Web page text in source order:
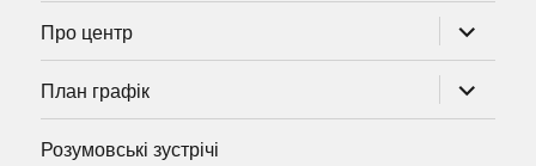
Про центр
підменю
План графік
підменю
Розумовські зустрічі